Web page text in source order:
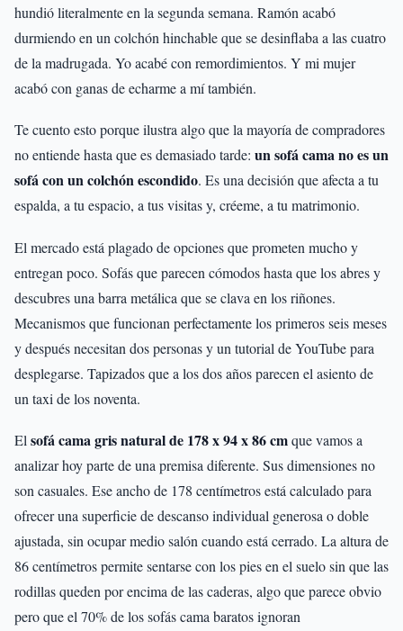
hundió literalmente en la segunda semana. Ramón acabó
durmiendo en un colchón hinchable que se desinflaba a las cuatro
de la madrugada. Yo acabé con remordimientos. Y mi mujer
acabó con ganas de echarme a mí también.
Te cuento esto porque ilustra algo que la mayoría de compradores
no entiende hasta que es demasiado tarde: un sofá cama no es un
sofá con un colchón escondido. Es una decisión que afecta a tu
espalda, a tu espacio, a tus visitas y, créeme, a tu matrimonio.
El mercado está plagado de opciones que prometen mucho y
entregan poco. Sofás que parecen cómodos hasta que los abres y
descubres una barra metálica que se clava en los riñones.
Mecanismos que funcionan perfectamente los primeros seis meses
y después necesitan dos personas y un tutorial de YouTube para
desplegarse. Tapizados que a los dos años parecen el asiento de
un taxi de los noventa.
El sofá cama gris natural de 178 x 94 x 86 cmque vamos a
analizar hoy parte de una premisa diferente. Sus dimensiones no
son casuales. Ese ancho de 178 centímetros está calculado para
ofrecer una superficie de descanso individual generosa o doble
ajustada, sin ocupar medio salón cuando está cerrado. La altura de
86 centímetros permite sentarse con los pies en el suelo sin que las
rodillas queden por encima de las caderas, algo que parece obvio
pero que el 70% de los sofás cama baratos ignoran